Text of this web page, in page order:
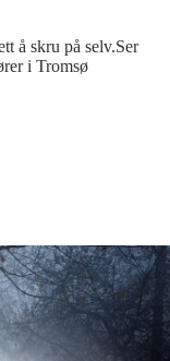
å skru på selv.Ser
i Tromsø